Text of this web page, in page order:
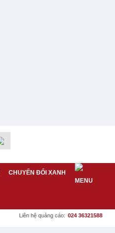
CHUYỂN ĐỔI XANH
Liên hệ quảng cáo: 024 36321588